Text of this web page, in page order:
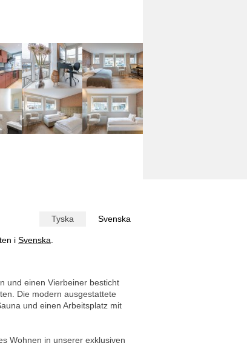
Tyska Svenska
i Svenska
und einen Vierbeiner besticht
Die modern ausgestattete
und einen Arbeitsplatz mit
Wohnen in unserer exklusiven